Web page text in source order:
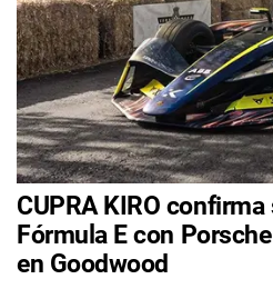
CUPRA KIRO
Fórmula E con
en Goodwood